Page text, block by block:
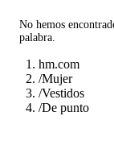
No hemos
palabra.
hm.com
/Mujer
/Vestidos
/De punto